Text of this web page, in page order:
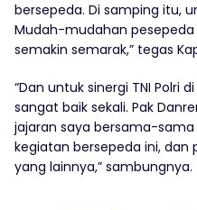
bersepeda. Di samping itu,
Mudah-mudahan pesepeda
semakin semarak,” tegas
“Dan untuk sinergi TNI Polri
sangat baik sekali. Pak
jajaran saya bersama-
kegiatan bersepeda ini, dan
yang lainnya,” sambungnya.